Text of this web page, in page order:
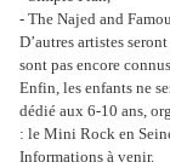
- The Najed and
D’autres artistes
sont pas encore
Enfin, les enfants ne
dédié aux 6-10 ans,
: le Mini Rock en
Informations à venir.